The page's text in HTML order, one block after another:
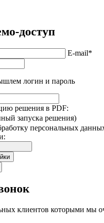
доступ
E-mail*
логин и пароль
решения в PDF:
запуска решения)
персональных
клиентов которыми мы